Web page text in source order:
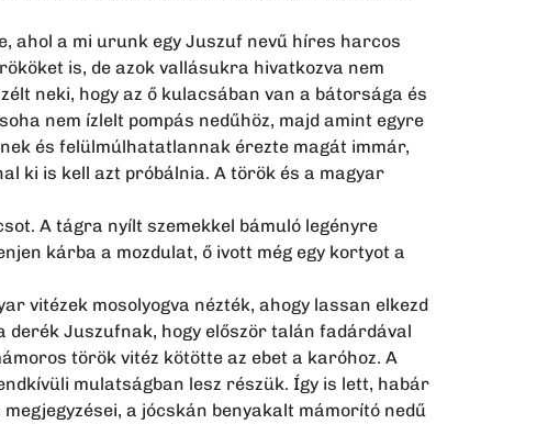
ahol a mi urunk egy Juszuf nevű híres harcos
is, de azok vallásukra hivatkozva nem
neki, hogy az ő kulacsában van a bátorsága és
nem ízlelt pompás nedűhöz, majd amint egyre
és felülmúlhatatlannak érezte magát immár,
ki is kell azt próbálnia. A török és a magyar
A tágra nyílt szemekkel bámuló legényre
kárba a mozdulat, ő ivott még egy kortyot a
vitézek mosolyogva nézték, ahogy lassan elkezd
Juszufnak, hogy először talán fadárdával
török vitéz kötötte az ebet a karóhoz. A
mulatságban lesz részük. Így is lett, habár
a jócskán benyakalt mámorító nedű